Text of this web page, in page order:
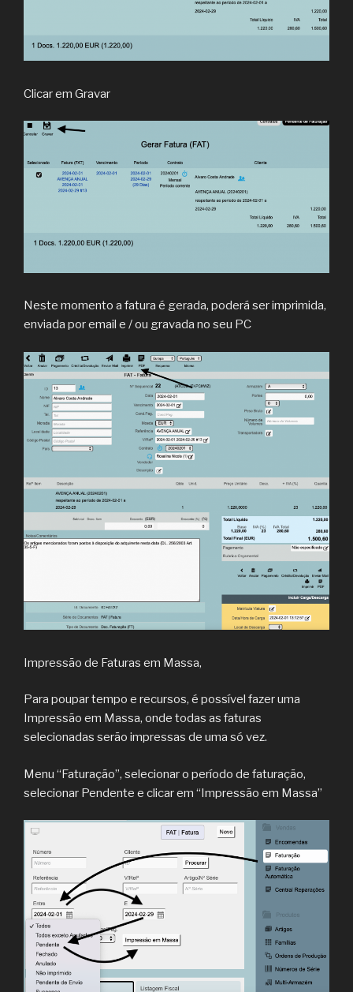
Clicar em Gravar
Neste momento a fatura é gerada, poderá ser imprimida,
enviada por email e / ou gravada no seu PC
Impressão de Faturas em Massa,
Para poupar tempo e recursos, é possível fazer uma
Impressão em Massa, onde todas as faturas
selecionadas serão impressas de uma só vez.
Menu “Faturação”, selecionar o período de faturação,
selecionar Pendente e clicar em “Impressão em Massa”